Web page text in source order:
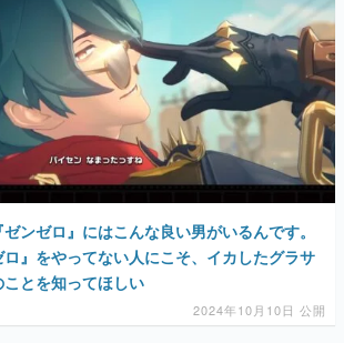
ヌケ』『ペンと箸』等で知られるマンガ家・田中圭
によるゲーム業界レポートマンガです。
でゲームは面白い？
開発者・hamatsu氏がゲームの魅力を画面や操作の
な形から解き明かしていく、硬派で骨太な評論連載
ムが変えた日本語
値」「裏技」「ラスボス」… ゲームにまつわる言葉
や用法の変遷を、コンピューター文化史研究家・タ
ンゼロ』にはこんな良い男がいるんです。
ロ』をやってない人にこそ、イカしたグラサ
とを知ってほしい
2024年10月10日 公開